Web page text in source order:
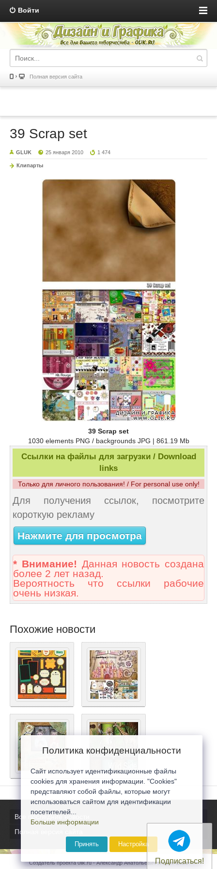
Войти
Полная версия сайта
39 Scrap set
GLUK 25 января 2010 1 474
Клипарты
39 Scrap set
1030 elements PNG / backgrounds JPG | 861.19 Mb
Ссылки на файлы для загрузки / Download
links
Только для личного пользования! / For personal use only!
Для получения ссылок, посмотрите
короткую рекламу
Нажмите для просмотра
* Внимание! Данная новость создана
более 2 лет назад.
Вероятность что ссылки рабочие
очень низкая.
Похожие новости
Все последние новости
Полная версия сайта
Создатель проекта 0lik.ru - Александр Анатольевич © 2007-2026
Подписаться!
Политика конфиденциальности
Сайт использует идентификационные файлы
cookies для хранения информации. "Cookies"
представляют собой файлы, которые могут
использоваться сайтом для идентификации
посетителей...
Больше информации
Принять Настройка